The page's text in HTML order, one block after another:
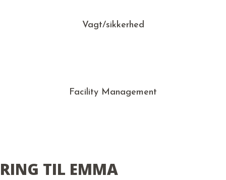
Vagt/sikkerhed
Facility Management
RING TIL EMMA